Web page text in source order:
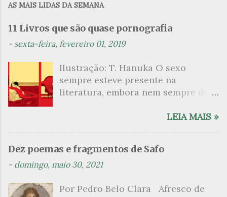
n
t
i
o
AS MAIS LIDAS DA SEMANA
11 Livros que são quase pornografia
- sexta-feira, fevereiro 01, 2019
Ilustração: T. Hanuka O sexo
sempre esteve presente na
literatura, embora nem sempre de
que mergulharam em sua própria
psicanalítico e findaram por revelar
a partir dessa intimidade o lado
apresenta um conjunto de livros
LEIA MAIS »
Dez poemas e fragmentos de Safo
- domingo, maio 30, 2021
Por Pedro Belo Clara Afresco de